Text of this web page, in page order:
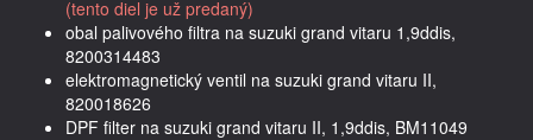
(tento diel je už predaný)
obal palivového filtra na suzuki grand vitaru 1,9ddis,
8200314483
elektromagnetický ventil na suzuki grand vitaru II,
820018626
DPF filter na suzuki grand vitaru II, 1,9ddis, BM11049